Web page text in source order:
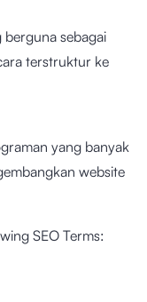
sebagai
terstruktur ke
yang banyak
website
SEO Terms: